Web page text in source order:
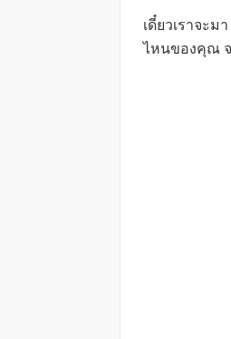
เดี๋ยวเราจะ
ไหนของคุณ